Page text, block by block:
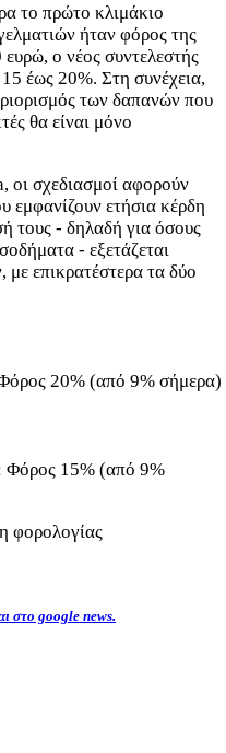
το πρώτο κλιμάκιο
ήταν φόρος της
ο νέος συντελεστής
15 έως 20%. Στη συνέχεια,
των δαπανών που
θα είναι μόνο
οι σχεδιασμοί αφορούν
εμφανίζουν ετήσια κέρδη
τους - δηλαδή για όσους
- εξετάζεται
επικρατέστερα τα δύο
20% (από 9% σήμερα)
Φόρος 15% (από 9%
φορολογίας
στο google news.